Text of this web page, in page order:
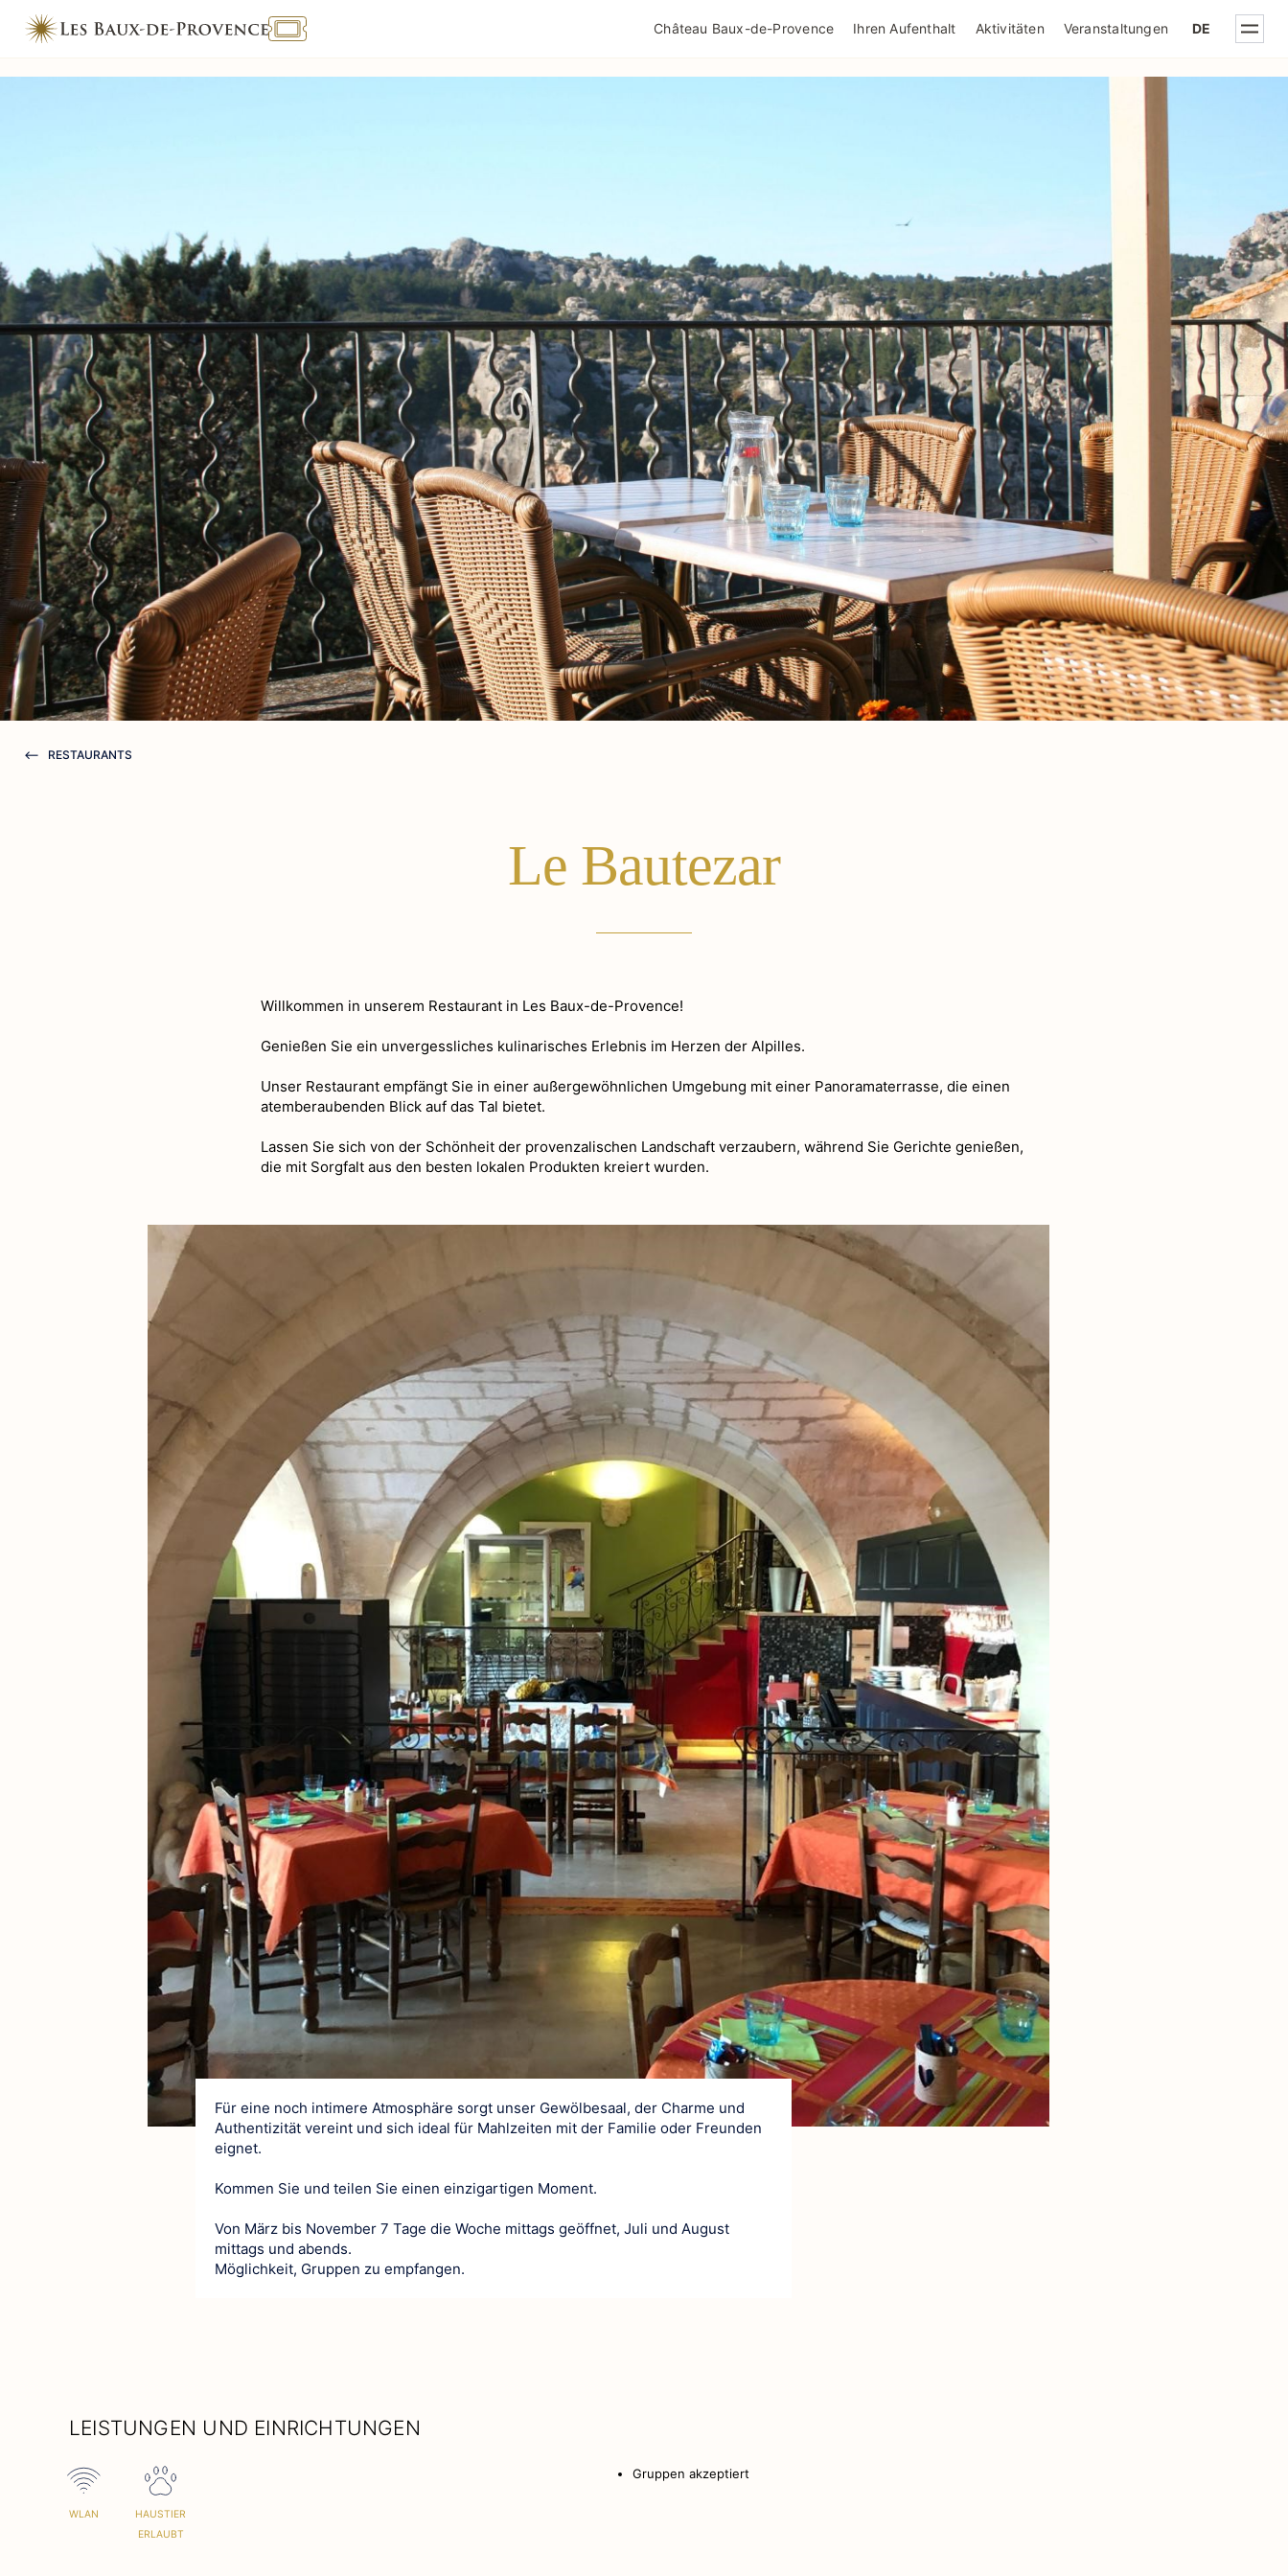
Château Baux-de-Provence Ihren Aufenthalt Aktivitäten Veranstaltungen DE
Geschichte
Dorf und Kulturerbe
Natur und Landschaften
Aus Fels und Gestein
Im Herzen eines Naturparks
Lebenskunst
Gastronomie
Das Terroir
TOURISME & HANDICAP MENTIONS LÉGALES POLITIQUE DE CONFIDENTIALITÉ
RESTAURANTS
Le Bautezar
Willkommen in unserem Restaurant in Les Baux-de-Provence!
Genießen Sie ein unvergessliches kulinarisches Erlebnis im Herzen der Alpilles.
Unser Restaurant empfängt Sie in einer außergewöhnlichen Umgebung mit einer Panoramaterrasse, die einen
atemberaubenden Blick auf das Tal bietet.
Lassen Sie sich von der Schönheit der provenzalischen Landschaft verzaubern, während Sie Gerichte genießen,
die mit Sorgfalt aus den besten lokalen Produkten kreiert wurden.
Für eine noch intimere Atmosphäre sorgt unser Gewölbesaal, der Charme und
Authentizität vereint und sich ideal für Mahlzeiten mit der Familie oder Freunden
eignet.
Kommen Sie und teilen Sie einen einzigartigen Moment.
Von März bis November 7 Tage die Woche mittags geöffnet, Juli und August
mittags und abends.
Möglichkeit, Gruppen zu empfangen.
LEISTUNGEN UND EINRICHTUNGEN
WLAN
HAUSTIER
ERLAUBT
Gruppen akzeptiert